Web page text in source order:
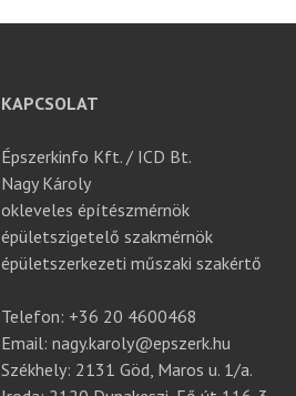
KAPCSOLAT
Épszerkinfo Kft. / ICD Bt.
Nagy Károly
okleveles építészmérnök
épületszigetelő szakmérnök
épületszerkezeti műszaki szakértő
Telefon: +36 20 4600468
Email: nagy.karoly@epszerk.hu
Székhely: 2131 Göd, Maros u. 1/a.